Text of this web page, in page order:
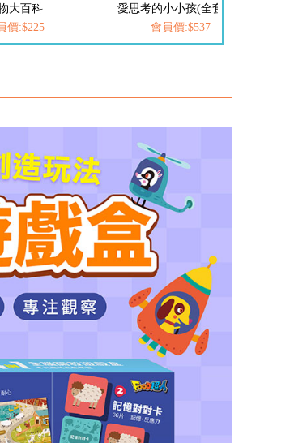
小小孩(全套8冊)
員價:$537
FOOD超人-我是小護士
會員價:$252